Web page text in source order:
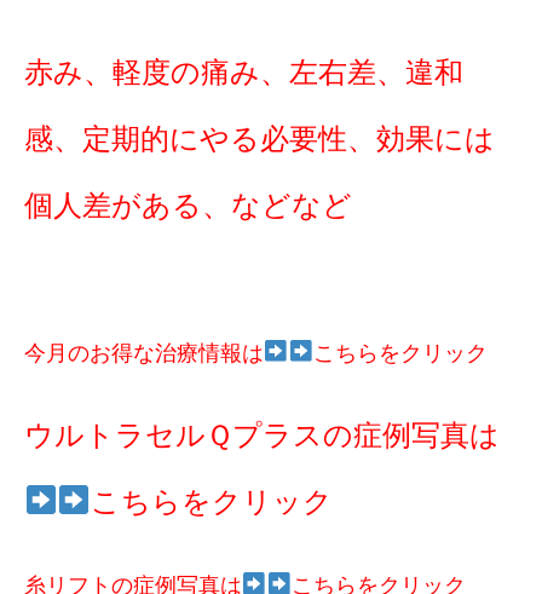
赤み、軽度の痛み、左右差、違和
感、定期的にやる必要性、効果には
個人差がある、などなど
今月のお得な治療情報は こちらをクリック
ウルトラセルＱプラスの症例写真は
こちらをクリック
糸リフトの症例写真は こちらをクリック